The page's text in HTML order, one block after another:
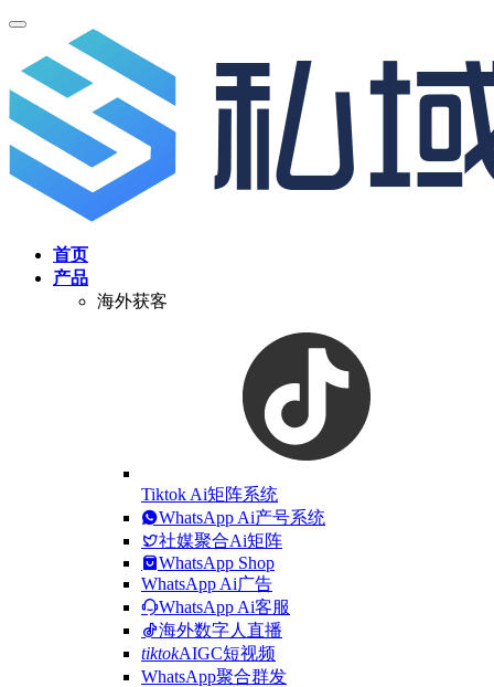
首页
产品
海外获客
Tiktok Ai矩阵系统
WhatsApp Ai产号系统
社媒聚合Ai矩阵
WhatsApp Shop
WhatsApp Ai广告
WhatsApp Ai客服
海外数字人直播
tiktokAIGC短视频
WhatsApp聚合群发